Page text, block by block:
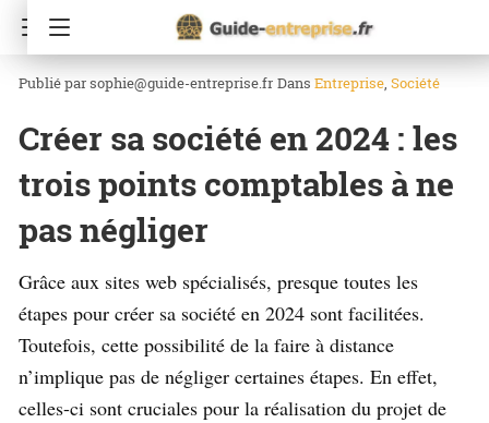
Accueil
sophie@guide-entreprise.fr Dans Entreprise Société
Créer sa société en 2024 : les
trois points comptables à ne
pas négliger
Grâce aux sites web spécialisés, presque toutes les
étapes pour créer sa société en 2024 sont facilitées.
Toutefois, cette possibilité de la faire à distance
n’implique pas de négliger certaines étapes. En effet,
celles-ci sont cruciales pour la réalisation du projet de